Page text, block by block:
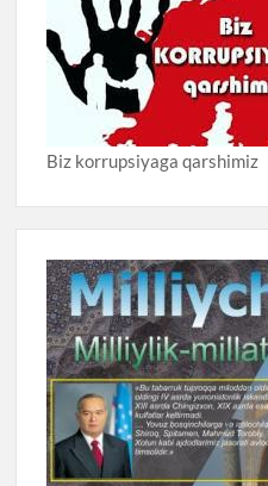
Biz korrupsiyaga qarshimiz